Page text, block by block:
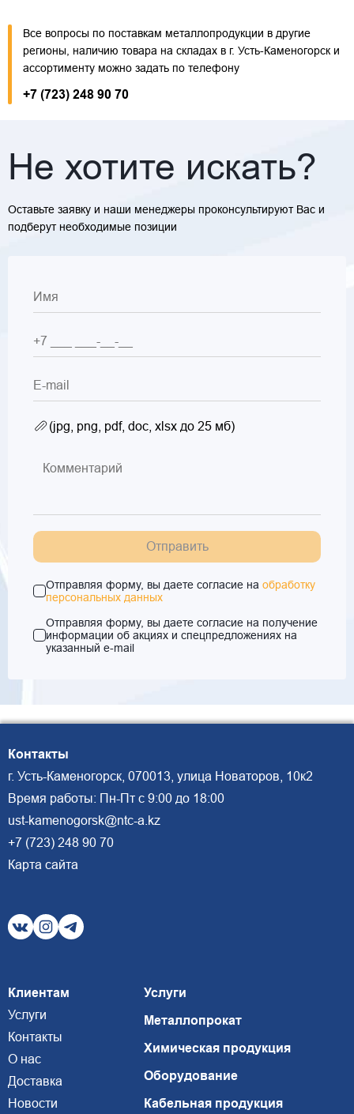
Все вопросы по поставкам металлопродукции в другие
регионы, наличию товара на складах в г. Усть-Каменогорск и
ассортименту можно задать по телефону
+7 (723) 248 90 70
Не хотите искать?
Оставьте заявку и наши менеджеры проконсультируют Вас и
подберут необходимые позиции
(jpg, png, pdf, doc, xlsx до 25 мб)
Отправить
Отправляя форму, вы даете согласие на обработку
персональных данных
Отправляя форму, вы даете согласие на получение
информации об акциях и спецпредложениях на
указанный e-mail
Контакты
г. Усть-Каменогорск, 070013, улица Новаторов, 10к2
Время работы: Пн-Пт с 9:00 до 18:00
ust-kamenogorsk@ntc-a.kz
+7 (723) 248 90 70
Карта сайта
Клиентам
Услуги
Контакты
О нас
Доставка
Новости
Услуги
Металлопрокат
Химическая продукция
Оборудование
Кабельная продукция